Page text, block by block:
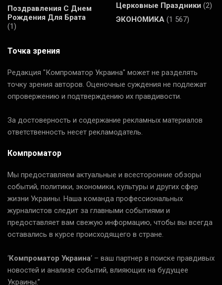
Поздравления С Днем
Рождения Для Брата
(1)
Церковные Праздники (2)
ЭКОНОМИКА (1 567)
Точка зрения
Редакция "Компроматор Украина" может не разделять
точку зрения авторов. Оценочные суждения не подлежат
опровержению и подтверждению их правдивости.
За достоверность и содержание рекламных материалов
ответственность несет рекламодатель.
Компроматор
Мы предоставляем актуальные и всесторонние обзоры
событий, политики, экономики, культуры и других сфер
жизни Украины. Наша команда профессиональных
журналистов следит за главными событиями и
предоставляет вам свежую информацию, чтобы вы всегда
оставались в курсе происходящего в стране.
‘Компроматор Украина‘ – ваш партнер в поиске правдивых
новостей и анализе событий, влияющих на будущее
Украины.”